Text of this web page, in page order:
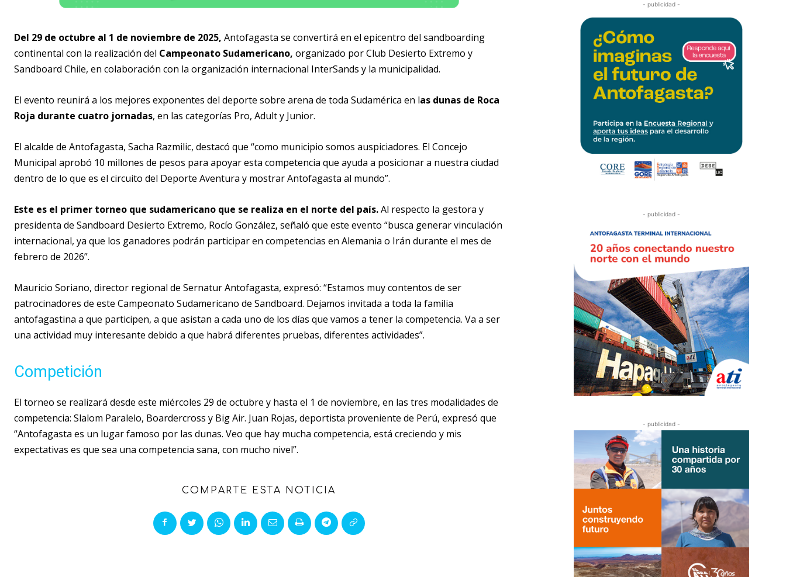
Del 29 de octubre al 1 de noviembre de 2025, Antofagasta se convertirá en el epicentro del sandboarding
continental con la realización del Campeonato Sudamericano, organizado por Club Desierto Extremo y
Sandboard Chile, en colaboración con la organización internacional InterSands y la municipalidad.
El evento reunirá a los mejores exponentes del deporte sobre arena de toda Sudamérica en las dunas de Roca
Roja durante cuatro jornadas, en las categorías Pro, Adult y Junior.
El alcalde de Antofagasta, Sacha Razmilic, destacó que “como municipio somos auspiciadores. El Concejo
Municipal aprobó 10 millones de pesos para apoyar esta competencia que ayuda a posicionar a nuestra ciudad
dentro de lo que es el circuito del Deporte Aventura y mostrar Antofagasta al mundo”.
Este es el primer torneo que sudamericano que se realiza en el norte del país.Al respecto la gestora y
presidenta de Sandboard Desierto Extremo, Rocío González, señaló que este evento “busca generar vinculación
internacional, ya que los ganadores podrán participar en competencias en Alemania o Irán durante el mes de
febrero de 2026”.
Mauricio Soriano, director regional de Sernatur Antofagasta, expresó: “Estamos muy contentos de ser
patrocinadores de este Campeonato Sudamericano de Sandboard. Dejamos invitada a toda la familia
antofagastina a que participen, a que asistan a cada uno de los días que vamos a tener la competencia. Va a ser
una actividad muy interesante debido a que habrá diferentes pruebas, diferentes actividades”.
Competición
El torneo se realizará desde este miércoles 29 de octubre y hasta el 1 de noviembre, en las tres modalidades de
competencia: Slalom Paralelo, Boardercross y Big Air. Juan Rojas, deportista proveniente de Perú, expresó que
“Antofagasta es un lugar famoso por las dunas. Veo que hay mucha competencia, está creciendo y mis
expectativas es que sea una competencia sana, con mucho nivel”.
COMPARTE ESTA NOTICIA
- publicidad -
- publicidad -
- publicidad -